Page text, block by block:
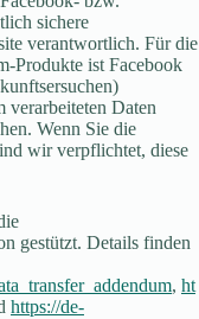
sichere
verantwortlich. Für die
Produkte ist Facebook
verarbeiteten Daten
Wenn Sie die
wir verpflichtet, diese
gestützt. Details finden
, ht
https://de-